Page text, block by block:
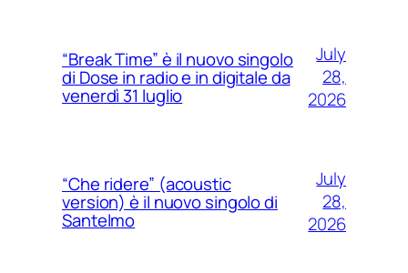
“Break Time” è il nuovo singolo
di Dose in radio e in digitale da
venerdì 31 luglio
July
28,
2026
“Che ridere” (acoustic
version) è il nuovo singolo di
Santelmo
July
28,
2026